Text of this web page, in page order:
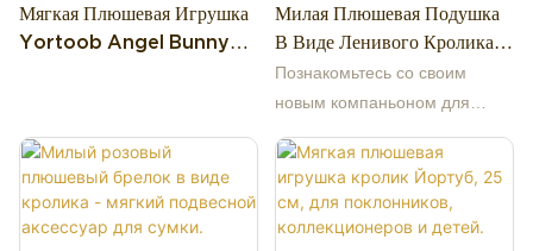
Мягкая Плюшевая Игрушка
Yortoob Angel Bunny
Милая Плюшевая Подушка
В Виде Ленивого Кролика -
Мягкая Игрушка-Зайчик В
Стиле Каваи.
Познакомьтесь со своим
новым компаньоном для
милой плюшевой подушкой в ​​
виде ленивого кролика!
Изготовленная из